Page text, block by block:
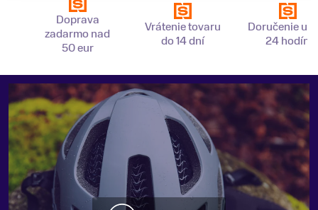
Doprava
zadarmo nad
50 eur
Vrátenie tovaru
do 14 dní
Doručenie už
24 hodín